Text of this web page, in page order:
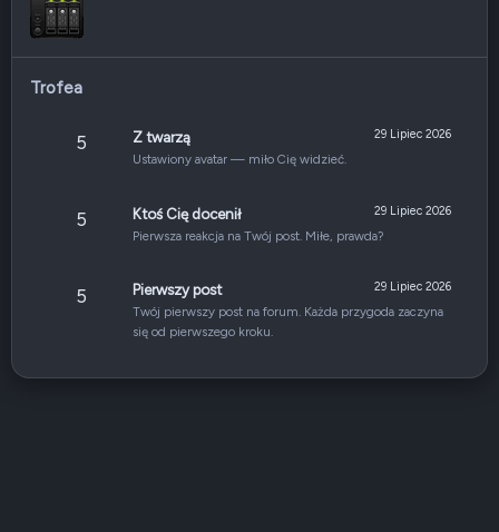
Trofea
5 29 Lipiec 2026
Z twarzą
Ustawiony avatar — miło Cię widzieć.
5 29 Lipiec 2026
Ktoś Cię docenił
Pierwsza reakcja na Twój post. Miłe, prawda?
5 29 Lipiec 2026
Pierwszy post
Twój pierwszy post na forum. Każda przygoda zaczyna
się od pierwszego kroku.